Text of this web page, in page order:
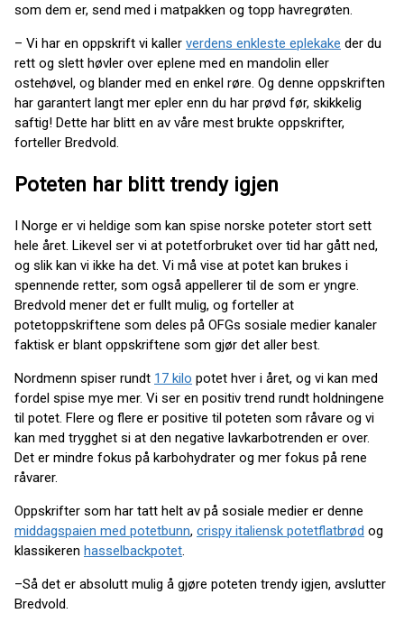
som dem er, send med i matpakken og topp havregrøten.
– Vi har en oppskrift vi kaller verdens enkleste eplekake der du
rett og slett høvler over eplene med en mandolin eller
ostehøvel, og blander med en enkel røre. Og denne oppskriften
har garantert langt mer epler enn du har prøvd før, skikkelig
saftig! Dette har blitt en av våre mest brukte oppskrifter,
forteller Bredvold.
Poteten har blitt trendy igjen
I Norge er vi heldige som kan spise norske poteter stort sett
hele året. Likevel ser vi at potetforbruket over tid har gått ned,
og slik kan vi ikke ha det. Vi må vise at potet kan brukes i
spennende retter, som også appellerer til de som er yngre.
Bredvold mener det er fullt mulig, og forteller at
potetoppskriftene som deles på OFGs sosiale medier kanaler
faktisk er blant oppskriftene som gjør det aller best.
Nordmenn spiser rundt 17 kilo potet hver i året, og vi kan med
fordel spise mye mer. Vi ser en positiv trend rundt holdningene
til potet. Flere og flere er positive til poteten som råvare og vi
kan med trygghet si at den negative lavkarbotrenden er over.
Det er mindre fokus på karbohydrater og mer fokus på rene
råvarer.
Oppskrifter som har tatt helt av på sosiale medier er denne
middagspaien med potetbunn, crispy italiensk potetflatbrød og
klassikeren hasselbackpotet.
–Så det er absolutt mulig å gjøre poteten trendy igjen, avslutter
Bredvold.